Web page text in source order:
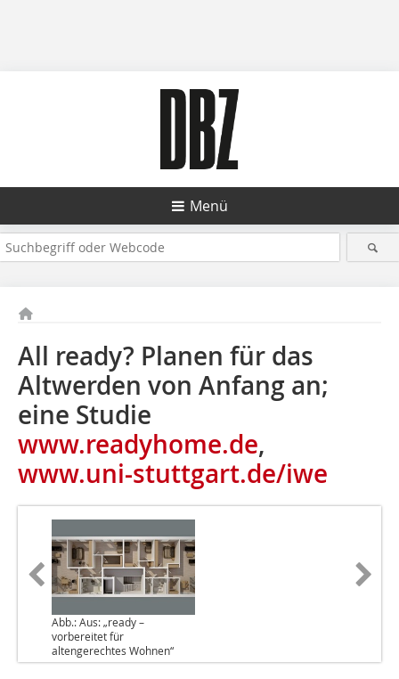
Menü
All ready? Planen für das
Altwerden von Anfang an;
eine Studie
www.readyhome.de,
www.uni-stuttgart.de/iwe
Abb.: Aus: „ready –
vorbereitet für
altengerechtes Wohnen“